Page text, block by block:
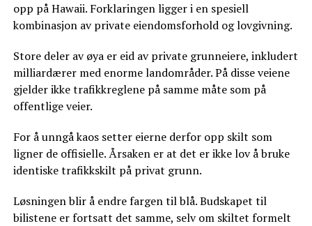
opp på Hawaii. Forklaringen ligger i en spesiell
kombinasjon av private eiendomsforhold og lovgivning.
Store deler av øya er eid av private grunneiere, inkludert
milliardærer med enorme landområder. På disse veiene
gjelder ikke trafikkreglene på samme måte som på
offentlige veier.
For å unngå kaos setter eierne derfor opp skilt som
ligner de offisielle. Årsaken er at det er ikke lov å bruke
identiske trafikkskilt på privat grunn.
Løsningen blir å endre fargen til blå. Budskapet til
bilistene er fortsatt det samme, selv om skiltet formelt